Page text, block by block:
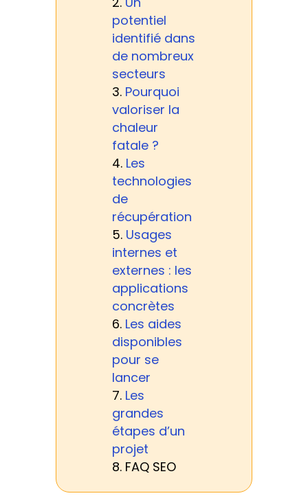
potentiel
identifié dans
de nombreux
secteurs
Pourquoi
valoriser la
chaleur
fatale ?
Les
technologies
de
récupération
Usages
internes et
externes : les
applications
concrètes
Les aides
disponibles
pour se
lancer
Les
grandes
étapes d’un
projet
FAQ SEO